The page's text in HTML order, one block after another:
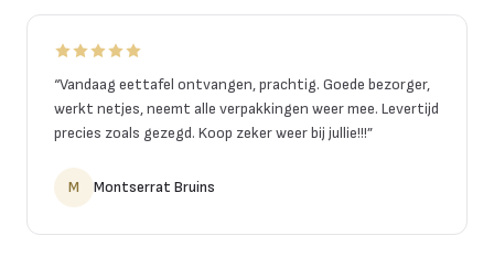
“Vandaag eettafel ontvangen, prachtig. Goede bezorger,
werkt netjes, neemt alle verpakkingen weer mee. Levertijd
precies zoals gezegd. Koop zeker weer bij jullie!!!”
M Montserrat Bruins